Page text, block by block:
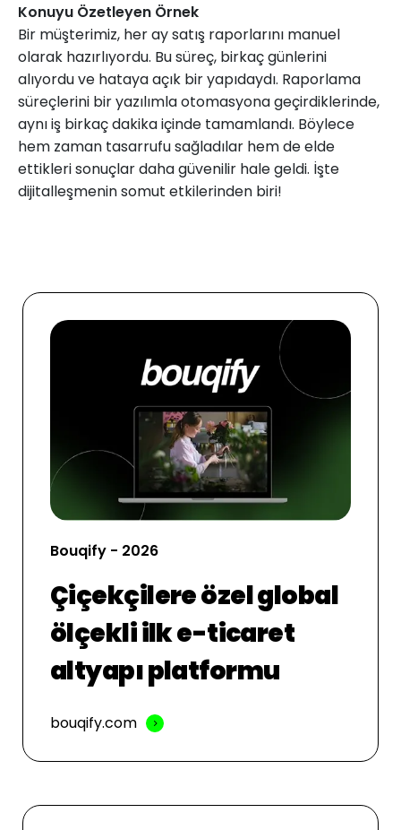
Konuyu Özetleyen Örnek
Bir müşterimiz, her ay satış raporlarını manuel
olarak hazırlıyordu. Bu süreç, birkaç günlerini
alıyordu ve hataya açık bir yapıdaydı. Raporlama
süreçlerini bir yazılımla otomasyona geçirdiklerinde,
aynı iş birkaç dakika içinde tamamlandı. Böylece
hem zaman tasarrufu sağladılar hem de elde
ettikleri sonuçlar daha güvenilir hale geldi. İşte
dijitalleşmenin somut etkilerinden biri!
Bouqify - 2026
Çiçekçilere özel global
ölçekli ilk e-ticaret
altyapı platformu
bouqify.com